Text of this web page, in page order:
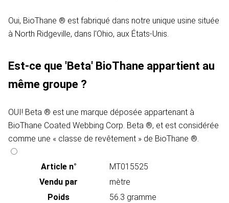
Oui, BioThane ® est fabriqué dans notre unique usine située
à North Ridgeville, dans l'Ohio, aux États-Unis.
Est-ce que 'Beta' BioThane appartient au
même groupe ?
OUI! Beta ® est une marque déposée appartenant à
BioThane Coated Webbing Corp. Beta ®, et est considérée
comme une « classe de revêtement » de BioThane ®.
Article n°
MT015525
Vendu par
mètre
Poids
56.3 gramme